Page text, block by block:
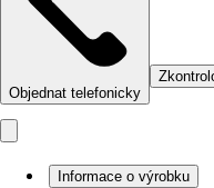
Objednat telefonicky
Informace o výrobku